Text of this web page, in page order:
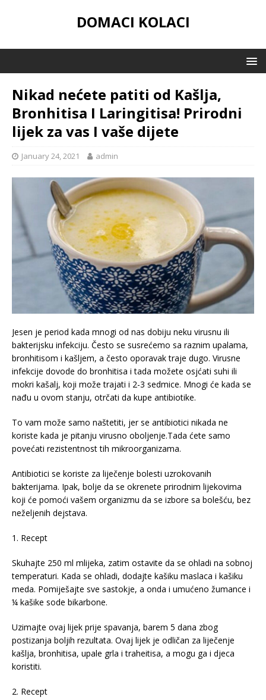
DOMACI KOLACI
Nikad nećete patiti od Kašlja,
Bronhitisa I Laringitisa! Prirodni
lijek za vas I vaše dijete
January 24, 2021 admin
Jesen je period kada mnogi od nas dobiju neku virusnu ili
bakterijsku infekciju. Često se susrećemo sa raznim upalama,
bronhitisom i kašljem, a često oporavak traje dugo. Virusne
infekcije dovode do bronhitisa i tada možete osjćati suhi ili
mokri kašalj, koji može trajati i 2-3 sedmice. Mnogi će kada se
nađu u ovom stanju, otrčati da kupe antibiotike.
To vam može samo naštetiti, jer se antibiotici nikada ne
koriste kada je pitanju virusno oboljenje.Tada ćete samo
povećati rezistentnost tih mikroorganizama.
Antibiotici se koriste za liječenje bolesti uzrokovanih
bakterijama. Ipak, bolje da se okrenete prirodnim lijekovima
koji će pomoći vašem organizmu da se izbore sa bolešću, bez
neželjenih dejstava.
1. Recept
Skuhajte 250 ml mlijeka, zatim ostavite da se ohladi na sobnoj
temperaturi. Kada se ohladi, dodajte kašiku maslaca i kašiku
meda. Pomiješajte sve sastokje, a onda i umućeno žumance i
¼ kašike sode bikarbone.
Uzimajte ovaj lijek prije spavanja, barem 5 dana zbog
postizanja boljih rezultata. Ovaj lijek je odličan za liječenje
kašlja, bronhitisa, upale grla i traheitisa, a mogu ga i djeca
koristiti.
2. Recept